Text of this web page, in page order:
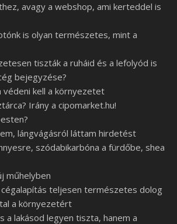
avagy a webshop, ami kerteddel is
is olyan természetes, mint a
tiszták a ruháid és a lefolyód is
bejegyzése?
védeni kell a környezetet
Irány a cipomarket.hu!
lángvágásról láttam hirdetést
szódabikarbóna a fürdőbe, shea
műhelyben
teljesen természetes dolog
a környezetért
a lakásod legyen tiszta, hanem a